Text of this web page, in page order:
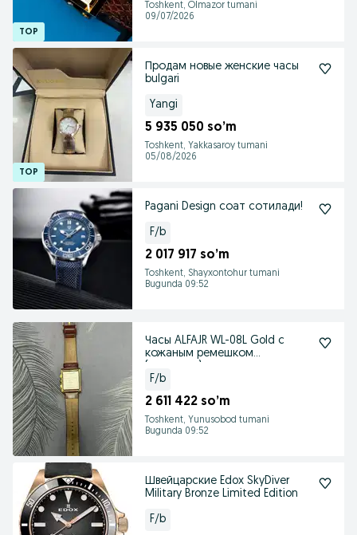
Toshkent, Olmazor tumani
09/07/2026
Продам новые женские часы
bulgari
Yangi
5 935 050 so’m
Toshkent, Yakkasaroy tumani
05/08/2026
Pagani Design соат сотилади!
F/b
2 017 917 so’m
Toshkent, Shayxontohur tumani
Bugunda 09:52
Часы ALFAJR WL-08L Gold с
кожаным ремешком
F/b
2 611 422 so’m
Toshkent, Yunusobod tumani
Bugunda 09:52
Швейцарские Edox SkyDiver
Military Bronze Limited Edition
F/b